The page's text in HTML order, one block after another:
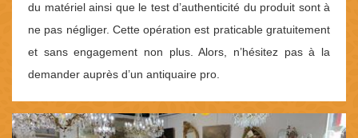
du matériel ainsi que le test d’authenticité du produit sont à
ne pas négliger. Cette opération est praticable gratuitement
et sans engagement non plus. Alors, n’hésitez pas à la
demander auprès d’un antiquaire pro.